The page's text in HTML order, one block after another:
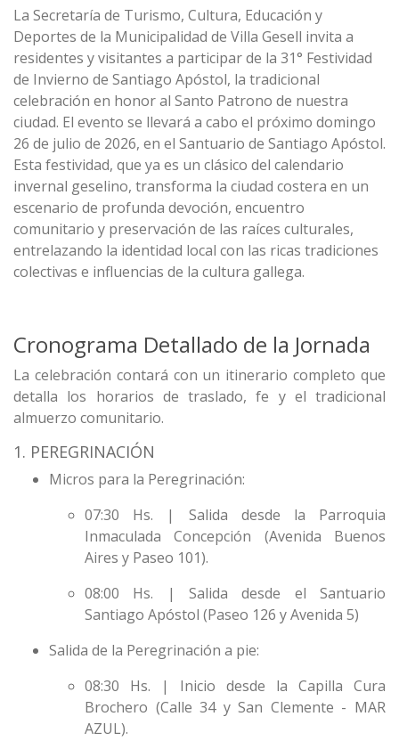
La Secretaría de Turismo, Cultura, Educación y
Deportes de la Municipalidad de Villa Gesell invita a
residentes y visitantes a participar de la 31° Festividad
de Invierno de Santiago Apóstol, la tradicional
celebración en honor al Santo Patrono de nuestra
ciudad. El evento se llevará a cabo el próximo domingo
26 de julio de 2026, en el Santuario de Santiago Apóstol.
Esta festividad, que ya es un clásico del calendario
invernal geselino, transforma la ciudad costera en un
escenario de profunda devoción, encuentro
comunitario y preservación de las raíces culturales,
entrelazando la identidad local con las ricas tradiciones
colectivas e influencias de la cultura gallega.
Cronograma Detallado de la Jornada
La celebración contará con un itinerario completo que
detalla los horarios de traslado, fe y el tradicional
almuerzo comunitario.
1. PEREGRINACIÓN
Micros para la Peregrinación:
07:30 Hs. | Salida desde la Parroquia
Inmaculada Concepción (Avenida Buenos
Aires y Paseo 101).
08:00 Hs. | Salida desde el Santuario
Santiago Apóstol (Paseo 126 y Avenida 5)
Salida de la Peregrinación a pie:
08:30 Hs. | Inicio desde la Capilla Cura
Brochero (Calle 34 y San Clemente - MAR
AZUL).